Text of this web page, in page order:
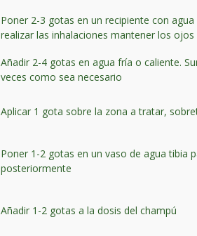
Poner 2-3 gotas en un recipiente con
realizar las inhalaciones mantener los
Añadir 2-4 gotas en agua fría o caliente.
veces como sea necesario
Aplicar 1 gota sobre la zona a tratar,
Poner 1-2 gotas en un vaso de agua tibia
posteriormente
Añadir 1-2 gotas a la dosis del champú